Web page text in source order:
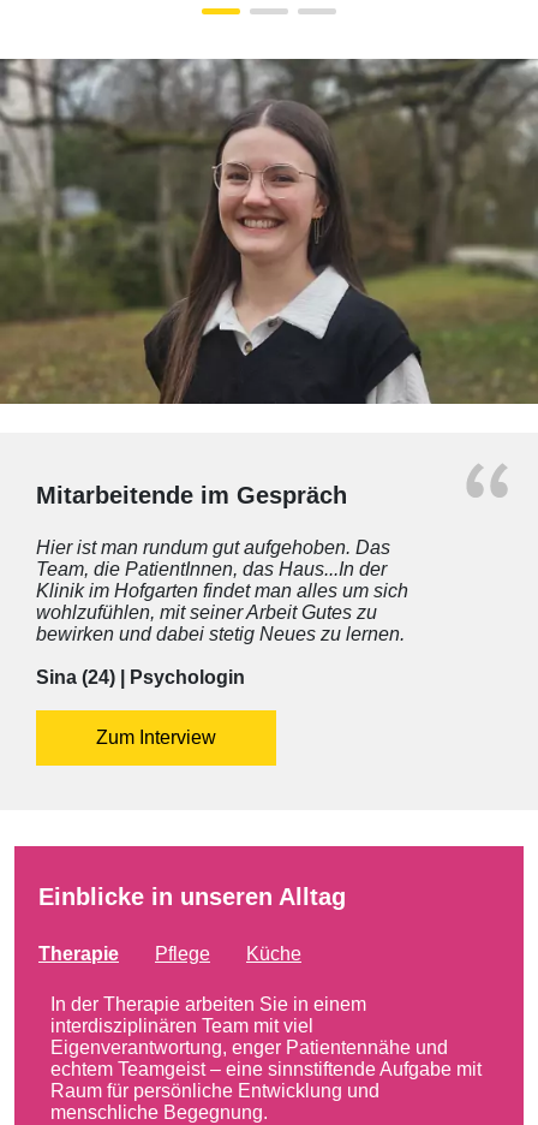
Mitarbeitende im Gespräch
Hier ist man rundum gut aufgehoben. Das
Team, die PatientInnen, das Haus...In der
Klinik im Hofgarten findet man alles um sich
wohlzufühlen, mit seiner Arbeit Gutes zu
bewirken und dabei stetig Neues zu lernen.
Sina (24) | Psychologin
Zum Interview
Einblicke in unseren Alltag
Therapie Pflege Küche
In der Therapie arbeiten Sie in einem
interdisziplinären Team mit viel
Eigenverantwortung, enger Patientennähe und
echtem Teamgeist – eine sinnstiftende Aufgabe mit
Raum für persönliche Entwicklung und
menschliche Begegnung.